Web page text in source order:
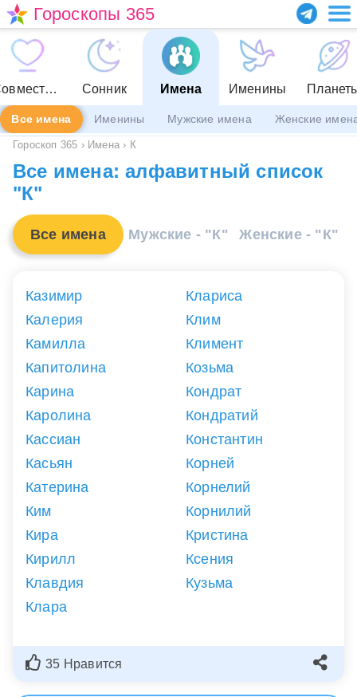
Гороскопы 365
Совместимость Сонник Имена Именины
Все имена Именины Мужские имена Женские
Гороскоп 365 › Имена › К
Все имена: алфавитный список
"К"
Все имена Мужские - "К" Женские - "К"
Казимир
Калерия
Камилла
Капитолина
Карина
Каролина
Кассиан
Касьян
Катерина
Ким
Кира
Кирилл
Клавдия
Клара
Клариса
Клим
Климент
Козьма
Кондрат
Кондратий
Константин
Корней
Корнелий
Корнилий
Кристина
Ксения
Кузьма
35 Нравится